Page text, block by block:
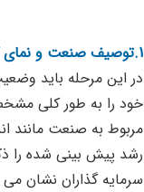
1.توصیف صنعت و نمای کلی آن
در این مرحله باید
خود را به طور کلی
مربوط به صنعت مانند
رشد پیش بینی شده را
سرمایه گذاران نشان